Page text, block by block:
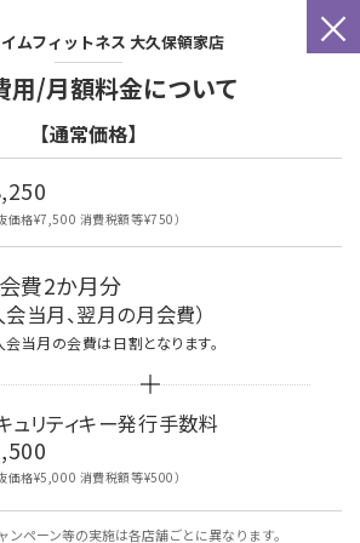
×
ムフィットネス 大久保領家店
用/月額料金について
【通常価格】
価格¥7,500 消費税額等¥750）
費2か月分
会当月、翌月の月会費）
当月の会費は日割となります。
ュリティキー発行手数料
価格¥5,000 消費税額等¥500）
ペーン等の実施は各店舗ごとに異なります。